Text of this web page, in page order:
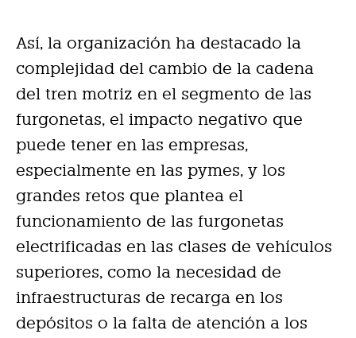
Así, la organización ha destacado la
complejidad del cambio de la cadena
del tren motriz en el segmento de las
furgonetas, el impacto negativo que
puede tener en las empresas,
especialmente en las pymes, y los
grandes retos que plantea el
funcionamiento de las furgonetas
electrificadas en las clases de vehículos
superiores, como la necesidad de
infraestructuras de recarga en los
depósitos o la falta de atención a los